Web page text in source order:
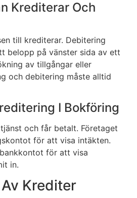
Krediterar Och
till krediterar. Debitering
belopp på vänster sida av ett
av tillgångar eller
och debitering måste alltid
I Bokföring
och får betalt. Företaget
för att visa intäkten.
för att visa
in.
Krediter